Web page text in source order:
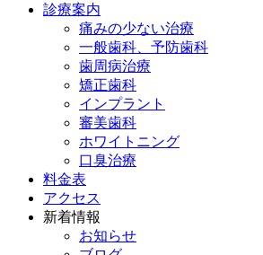
診療案内
痛みの少ない治療
一般歯科、予防歯科
歯周病治療
矯正歯科
インプラント
審美歯科
ホワイトニング
口臭治療
料金表
アクセス
新着情報
お知らせ